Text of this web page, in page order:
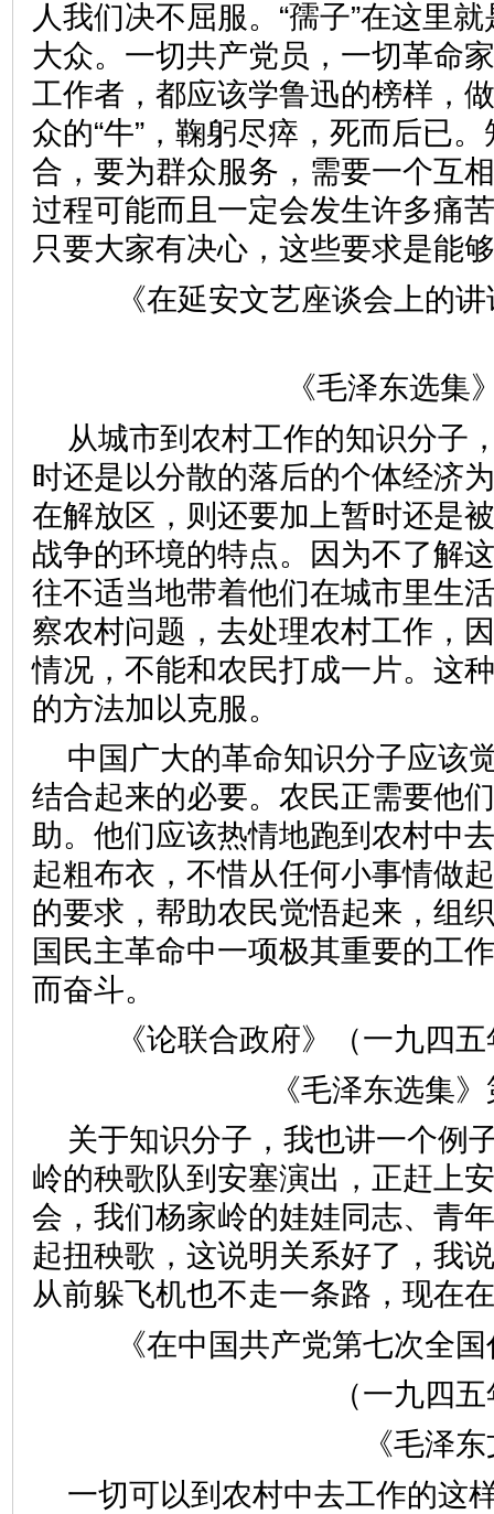
人我们决不屈服。“孺子”在这里
大众。一切共产党员，一切革命
工作者，都应该学鲁迅的榜样，
众的“牛”，鞠躬尽瘁，死而后已
合，要为群众服务，需要一个互
过程可能而且一定会发生许多痛
只要大家有决心，这些要求是能
《在延安文艺座谈会上的
《毛泽东选集
从城市到农村工作的知识分子
时还是以分散的落后的个体经济
在解放区，则还要加上暂时还是
战争的环境的特点。因为不了解
往不适当地带着他们在城市里生
察农村问题，去处理农村工作，
情况，不能和农民打成一片。这
的方法加以克服。
中国广大的革命知识分子应该
结合起来的必要。农民正需要他
助。他们应该热情地跑到农村中
起粗布衣，不惜从任何小事情做
的要求，帮助农民觉悟起来，组
国民主革命中一项极其重要的工
而奋斗。
《论联合政府》（一九四
《毛泽东选集
关于知识分子，我也讲一个例
岭的秧歌队到安塞演出，正赶上
会，我们杨家岭的娃娃同志、青
起扭秧歌，这说明关系好了，我
从前躲飞机也不走一条路，现在
《在中国共产党第七次全
（一九四
《毛泽
一切可以到农村中去工作的这